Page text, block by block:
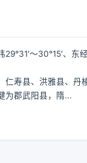
～30°15′、
仁寿县、洪雅县、
为郡武阳县，隋...